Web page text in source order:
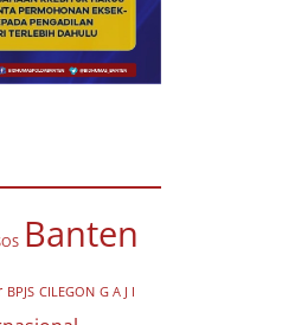
Banten
BPJS CILEGON G A J I